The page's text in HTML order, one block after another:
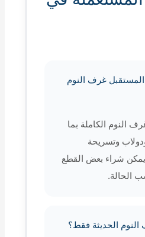
غرف النوم
النوم الكاملة بما
وتسريحة
يمكن شراء بعض القطع
الحالة.
الحديثة فقط؟